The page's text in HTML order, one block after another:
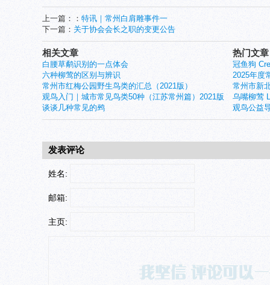
上一篇：： 特讯｜常州白肩雕事件一
下一篇： 关于协会会长之职的变更公告
热门文章
冠鱼狗
2025年度
常州市新
乌嘴柳莺
观鸟公益
相关文章
白腰草鹬识别的一点体会
六种柳莺的区别与辨识
常州市红梅公园野生鸟类的汇总（2021版）
观鸟入门｜城市常见鸟类50种（江苏常州篇）2021版
谈谈几种常见的鹀
发表评论
姓名:
邮箱:
主页: